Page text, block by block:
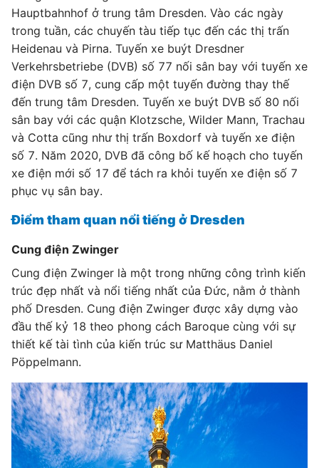
Hauptbahnhof ở trung tâm Dresden. Vào các ngày
trong tuần, các chuyến tàu tiếp tục đến các thị trấn
Heidenau và Pirna. Tuyến xe buýt Dresdner
Verkehrsbetriebe (DVB) số 77 nối sân bay với tuyến xe
điện DVB số 7, cung cấp một tuyến đường thay thế
đến trung tâm Dresden. Tuyến xe buýt DVB số 80 nối
sân bay với các quận Klotzsche, Wilder Mann, Trachau
và Cotta cũng như thị trấn Boxdorf và tuyến xe điện
số 7. Năm 2020, DVB đã công bố kế hoạch cho tuyến
xe điện mới số 17 để tách ra khỏi tuyến xe điện số 7
phục vụ sân bay.
Điểm tham quan nổi tiếng ở Dresden
Cung điện Zwinger
Cung điện Zwinger là một trong những công trình kiến
trúc đẹp nhất và nổi tiếng nhất của Đức, nằm ở thành
phố Dresden. Cung điện Zwinger được xây dựng vào
đầu thế kỷ 18 theo phong cách Baroque cùng với sự
thiết kế tài tình của kiến trúc sư Matthäus Daniel
Pöppelmann.